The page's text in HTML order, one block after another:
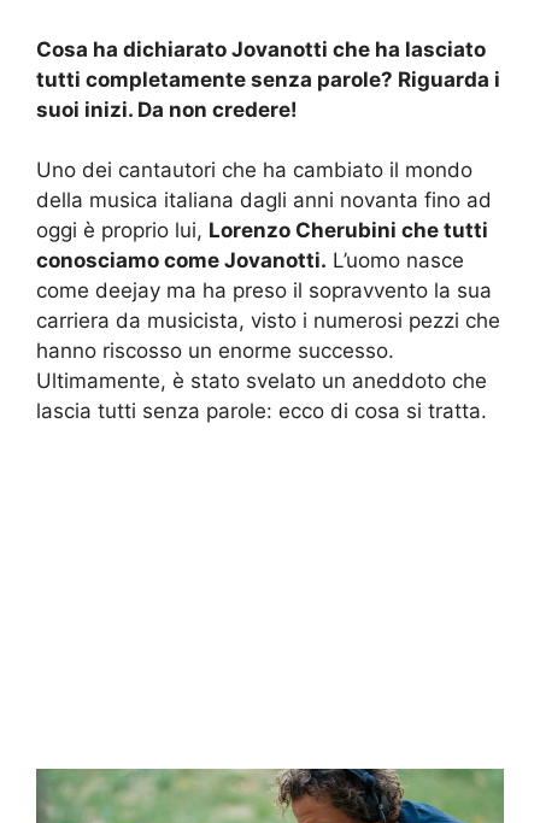
Cosa ha dichiarato Jovanotti che ha lasciato
tutti completamente senza parole? Riguarda i
suoi inizi. Da non credere!
Uno dei cantautori che ha cambiato il mondo
della musica italiana dagli anni novanta fino ad
oggi è proprio lui, Lorenzo Cherubini che tutti
conosciamo come Jovanotti. L’uomo nasce
come deejay ma ha preso il sopravvento la sua
carriera da musicista, visto i numerosi pezzi che
hanno riscosso un enorme successo.
Ultimamente, è stato svelato un aneddoto che
lascia tutti senza parole: ecco di cosa si tratta.